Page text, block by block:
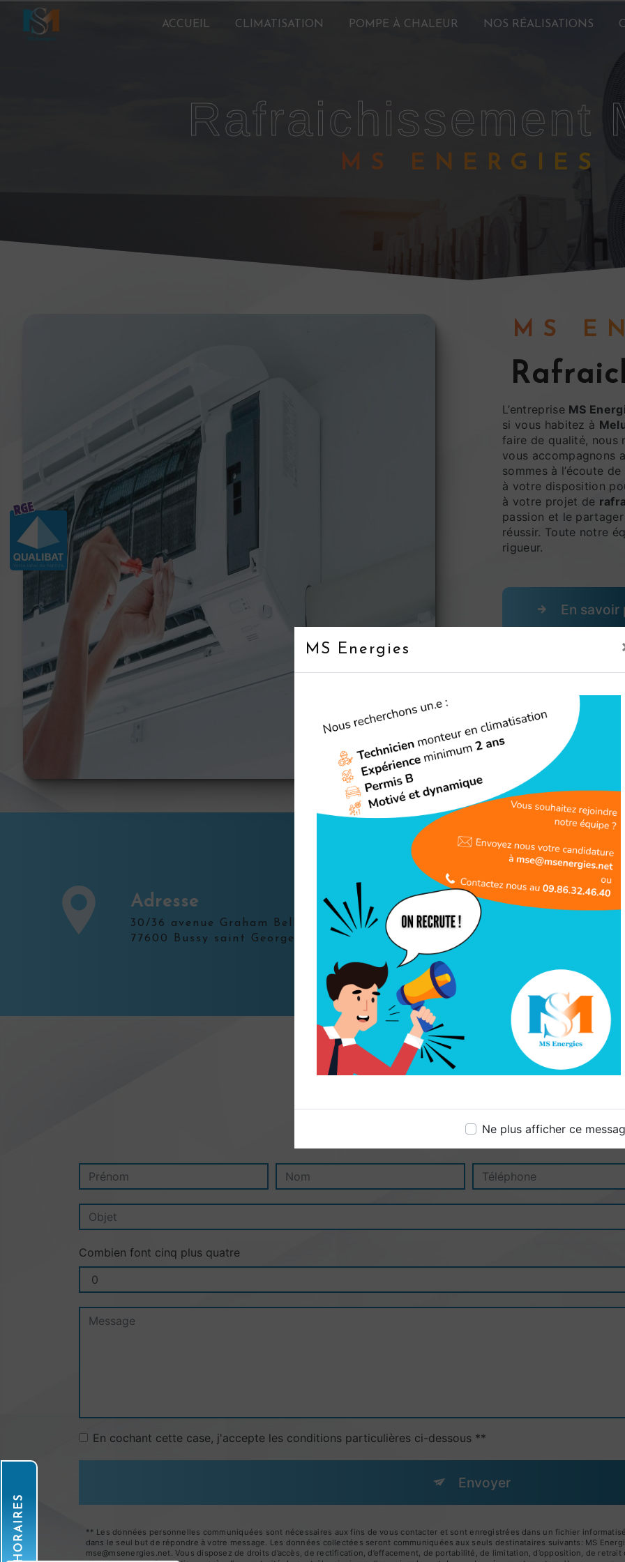
MS Energies
Ne plus afficher ce
ACCUEIL CLIMATISATION POMPE À CHALEUR NOS RÉALISATIONS
rafraichissement
MS ENERGIES
MS
L’entreprise MS
si vous habitez à
faire de qualité, nous
vous accompagnons
sommes à l’écoute
à votre disposition
à votre projet de
passion et le
réussir. Toute notre
rigueur.
En savoir
Adresse
30/36 avenue Graham Bell
77600 Bussy saint Georges
Téléphone
09 86 32 46 40
N'hésitez pas à nous contacter
Combien font cinq plus quatre
En cochant cette case, j'accepte les conditions particulières ci-dessous **
Envoyer
** Les données personnelles communiquées sont nécessaires aux fins de vous contacter et sont enregistrées dans un fichier
dans le seul but de répondre à votre message. Les données collectées seront communiquées aux seuls destinataires suivants: MS
mse@msenergies.net. Vous disposez de droits d’accès, de rectification, d’effacement, de portabilité, de limitation, d’opposition, de
HORAIRES
Panneau de gestion des cookies